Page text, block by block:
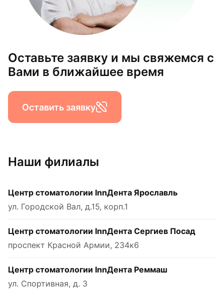
Оставьте заявку и мы свяжемся с
Вами в ближайшее время
Оставить заявку
Наши филиалы
Центр стоматологии InnДента Ярославль
ул. Городской Вал, д.15, корп.1
Центр стоматологии InnДента Сергиев Посад
проспект Красной Армии, 234к6
Центр стоматологии InnДента Реммаш
ул. Спортивная, д. 3